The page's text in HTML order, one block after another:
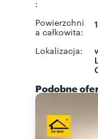
:
Powierzchni
a całkowita:
Lokalizacja:
Podobne